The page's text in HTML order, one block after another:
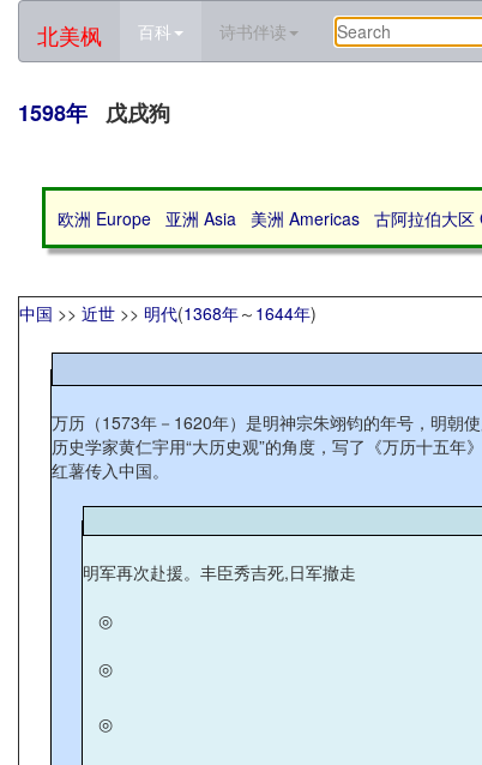
北美枫 百科 诗书伴读
1598年 戊戌狗
欧洲 Europe 亚洲 Asia 美洲 Americas 古阿拉伯大区
中国 >> 近世 >> 明代(1368年～ 1644年)
万历（1573年－1620年）是明神宗朱翊钧的年号，明朝
历史学家黄仁宇用“大历史观”的角度，写了《万历十五年
红薯传入中国。
明军再次赴援。丰臣秀吉死,日军撤走
◎
◎
◎